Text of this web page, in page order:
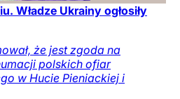
Władze Ukrainy ogłosiły
że jest zgoda na
polskich ofiar
w Hucie Pieniackiej i